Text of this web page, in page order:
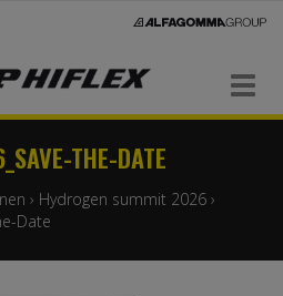
Navigaatio
THE-DATE
› Hydrogen summit 2026 ›
Date